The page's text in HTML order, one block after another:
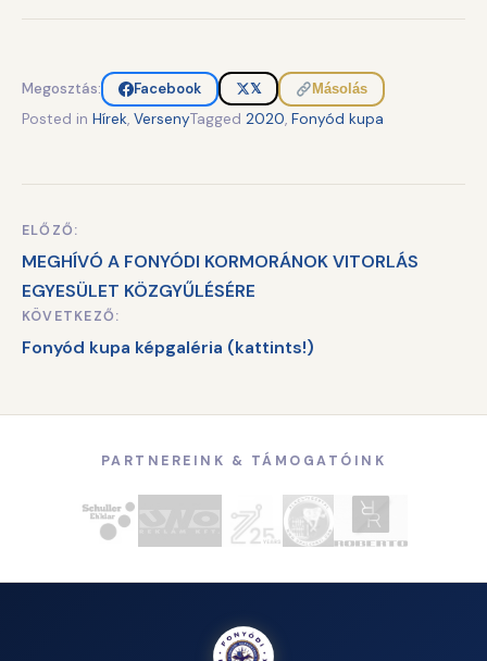
Megosztás: Facebook 𝕏 Másolás
Posted in Hírek, VersenyTagged 2020, Fonyód kupa
Bejegyzés
navigáció
ELŐZŐ:
MEGHÍVÓ A FONYÓDI KORMORÁNOK VITORLÁS
EGYESÜLET KÖZGYŰLÉSÉRE
KÖVETKEZŐ:
Fonyód kupa képgaléria (kattints!)
PARTNEREINK & TÁMOGATÓINK